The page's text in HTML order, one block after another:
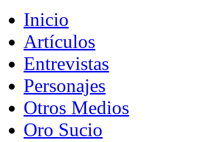
Inicio
Artículos
Entrevistas
Personajes
Otros Medios
Oro Sucio